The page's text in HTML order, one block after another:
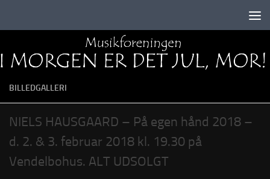
BILLEDGALLERI
NIELS HAUSGAARD – På egen hånd 2018 –
d. 2. & 3. februar 2018 kl. 19.30 på
Vendelbohus. ALT UDSOLGT